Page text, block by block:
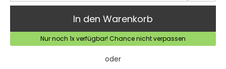
In den Warenkorb
Nur noch 1x verfügbar! Chance nicht verpassen
oder